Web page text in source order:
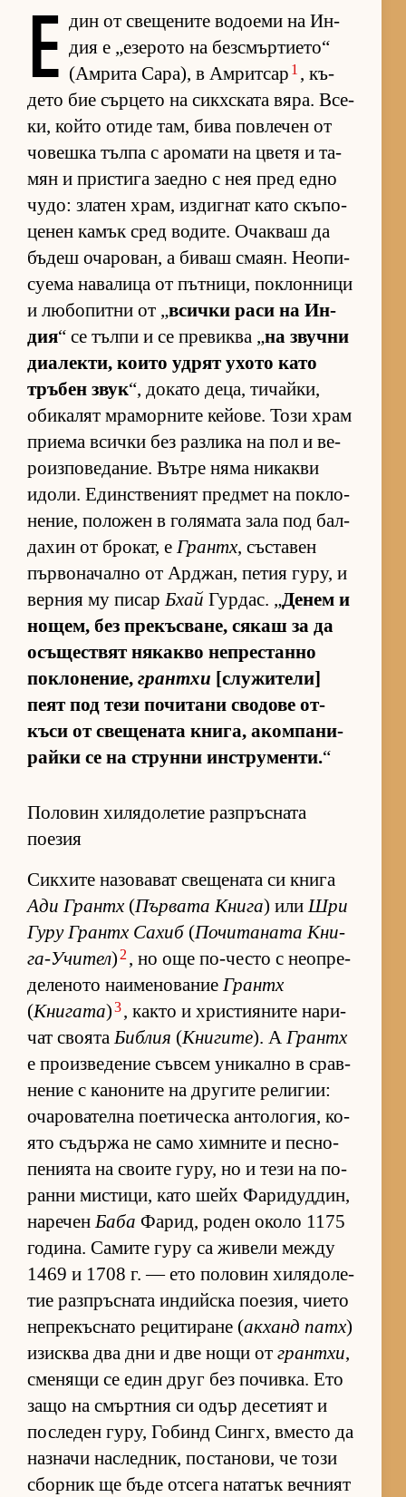
Е дин от све­ще­ните во­до­еми на Ин­
дия е „е­зе­рото на без­смър­ти­е­то“
(Ам­рита Са­ра), в Ам­рит­сар 1 , къ­
дето бие сър­цето на сик­х­с­ката вя­ра. Все­
ки, който отиде там, бива пов­ле­чен от
чо­вешка тълпа с аро­мати на цветя и та­
мян и прис­тига за­едно с нея пред едно
чу­до: зла­тен храм, из­диг­нат като скъ­по­
це­нен ка­мък сред во­ди­те. Очак­ваш да
бъ­деш оча­ро­ван, а би­ваш сма­ян. Не­о­пи­
су­ема на­ва­лица от път­ни­ци, пок­лон­ници
и лю­бо­питни от „всички раси на Ин­
дия“ се тълпи и се пре­виква „на звучни
ди­а­лек­ти, ко­ито уд­рят ухото като
тръ­бен звук“, до­като де­ца, ти­чай­ки,
оби­ка­лят мра­мор­ните ке­йо­ве. Този храм
при­ема всички без раз­лика на пол и ве­
ро­из­по­ве­да­ние. Вътре няма ни­какви
идо­ли. Един­с­т­ве­ният пред­мет на пок­ло­
не­ние, по­ло­жен в го­ля­мата зала под бал­
да­хин от бро­кат, е Грантх, със­та­вен
пър­во­на­чално от Ар­джан, пе­тия гу­ру, и
вер­ния му пи­сарБхай Гур­дас. „Де­нем и
но­щем, без пре­къс­ва­не, ся­каш за да
осъ­щес­т­вят ня­какво неп­рес­танно
пок­ло­не­ние, грантхи [слу­жи­те­ли]
пеят под тези по­чи­тани сво­дове от­
къси от све­ще­ната кни­га, аком­па­ни­
райки се на струнни ин­с­т­ру­мен­ти.“
Половин хилядолетие разпръсната
поезия
Сик­хите на­зо­ва­ват све­ще­ната си книга
Ади Грантх (Пър­вата Книга) илиШри
Гуру Грантх Са­хиб (По­чи­та­ната Кни­
га-У­чи­тел) 2 , но още по-често с не­оп­ре­
де­ле­ното на­и­ме­но­ва­ние Грантх
(Книгата)3, както и хрис­ти­я­ните на­ри­
чат сво­ятаБиблия (Книгите). А Грантх
е про­из­ве­де­ние съв­сем уни­кално в срав­
не­ние с ка­но­ните на дру­гите ре­ли­гии:
оча­ро­ва­телна по­е­ти­ческа ан­то­ло­гия, ко­
ято съ­държа не само хим­ните и пес­но­
пе­ни­ята на сво­ите гу­ру, но и тези на по-
ранни мис­ти­ци, като шейх Фа­ри­дуд­дин,
на­ре­ченБаба Фа­рид, ро­ден около 1175
го­ди­на. Са­мите гуру са жи­вели между
1469 и 1708 г. — ето по­ло­вин хи­ля­до­ле­
тие раз­п­ръс­ната ин­дийска по­е­зия, чи­ето
неп­ре­къс­нато ре­ци­ти­ране (ак­ханд патх)
изис­ква два дни и две нощи от грантхи,
сме­нящи се един друг без по­чив­ка. Ето
защо на смър­т­ния си одър де­се­тият и
пос­ле­ден гу­ру, Го­бинд Син­гх, вместо да
наз­начи нас­лед­ник, пос­та­но­ви, че този
сбор­ник ще бъде от­сега на­та­тък веч­ният